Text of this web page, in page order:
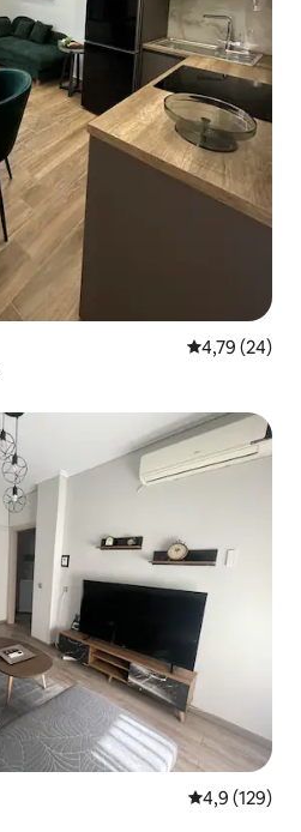
Gemiddelde
4,79 (24)
Gemiddelde
4,9 (129)